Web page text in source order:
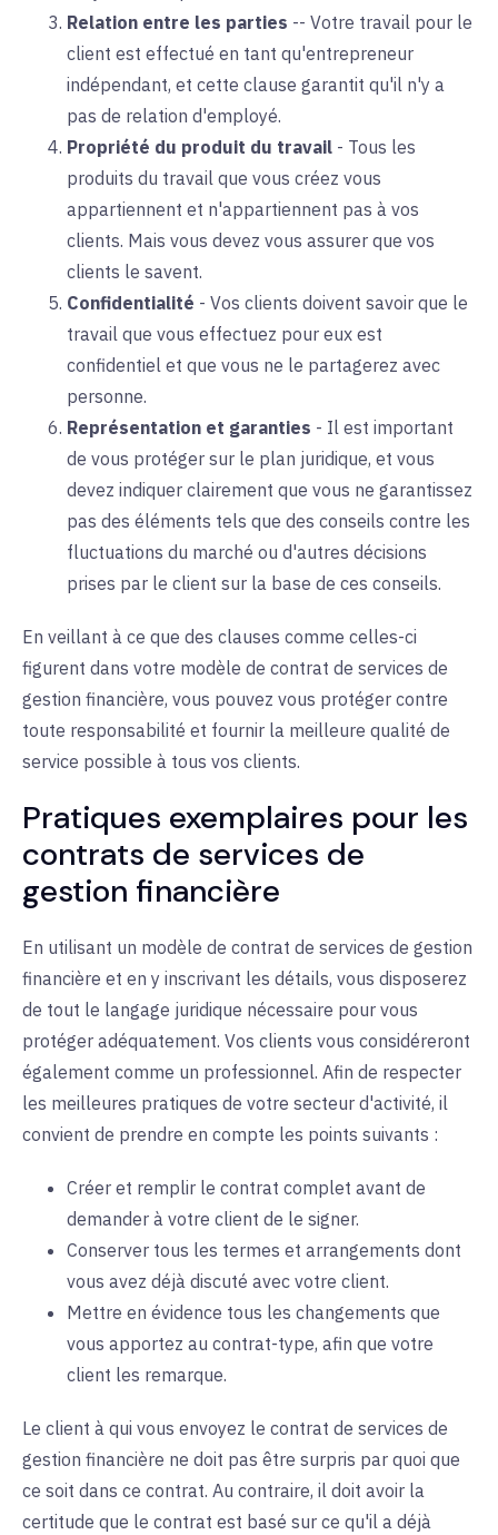
Relation entre les parties -- Votre travail pour le
client est effectué en tant qu'entrepreneur
indépendant, et cette clause garantit qu'il n'y a
pas de relation d'employé.
Propriété du produit du travail - Tous les
produits du travail que vous créez vous
appartiennent et n'appartiennent pas à vos
clients. Mais vous devez vous assurer que vos
clients le savent.
Confidentialité - Vos clients doivent savoir que le
travail que vous effectuez pour eux est
confidentiel et que vous ne le partagerez avec
personne.
Représentation et garanties - Il est important
de vous protéger sur le plan juridique, et vous
devez indiquer clairement que vous ne garantissez
pas des éléments tels que des conseils contre les
fluctuations du marché ou d'autres décisions
prises par le client sur la base de ces conseils.
En veillant à ce que des clauses comme celles-ci
figurent dans votre modèle de contrat de services de
gestion financière, vous pouvez vous protéger contre
toute responsabilité et fournir la meilleure qualité de
service possible à tous vos clients.
Pratiques exemplaires pour les
contrats de services de
gestion financière
En utilisant un modèle de contrat de services de gestion
financière et en y inscrivant les détails, vous disposerez
de tout le langage juridique nécessaire pour vous
protéger adéquatement. Vos clients vous considéreront
également comme un professionnel. Afin de respecter
les meilleures pratiques de votre secteur d'activité, il
convient de prendre en compte les points suivants :
Créer et remplir le contrat complet avant de
demander à votre client de le signer.
Conserver tous les termes et arrangements dont
vous avez déjà discuté avec votre client.
Mettre en évidence tous les changements que
vous apportez au contrat-type, afin que votre
client les remarque.
Le client à qui vous envoyez le contrat de services de
gestion financière ne doit pas être surpris par quoi que
ce soit dans ce contrat. Au contraire, il doit avoir la
certitude que le contrat est basé sur ce qu'il a déjà